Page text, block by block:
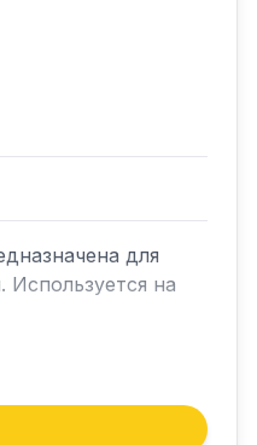
для
Используется на